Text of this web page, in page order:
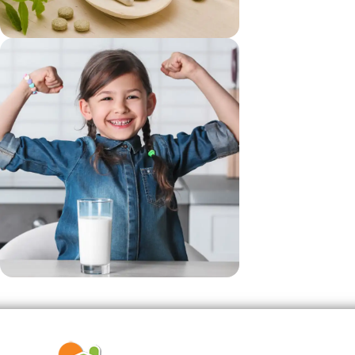
vezi si...
Suplimente
vezi si...